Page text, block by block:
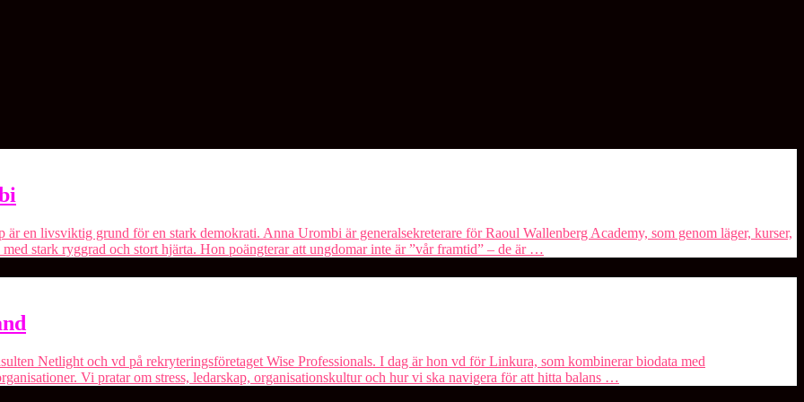
en livsviktig grund för en stark demokrati. Anna Urombi är generalsekreterare för ⁠Raoul Wallenberg Academy⁠, som genom läger, kurser,
stark ryggrad och stort hjärta. Hon poängterar att ungdomar inte är ”vår framtid” – de är …
Netlight och vd på rekryteringsföretaget Wise Professionals. I dag är hon vd för Linkura, som kombinerar biodata med
Vi pratar om stress, ledarskap, organisationskultur och hur vi ska navigera för att hitta balans …